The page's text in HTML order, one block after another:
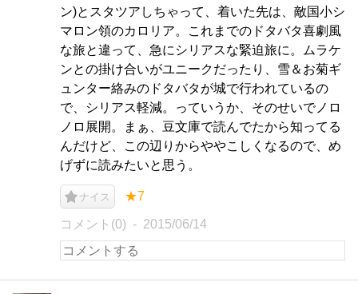
ン)とスタツアしちゃって、着いた先は、敵国小シ
マロン領のカロリア。これまでのドタバタ喜劇風
な旅と違って、急にシリアスな緊迫旅に。ムラケ
ンとの掛け合いがユニークだったり、雪＆お菊ギ
ュンター絡みのドタバタが城で行われているの
で、シリアス軽減。っていうか、そのせいでノロ
ノロ展開。まぁ、豆文庫で読んでたから知ってる
んだけど、この辺りからややこしくなるので、め
げずに読みたいと思う。
ナイス ★7
コメント(0) 2015/06/14